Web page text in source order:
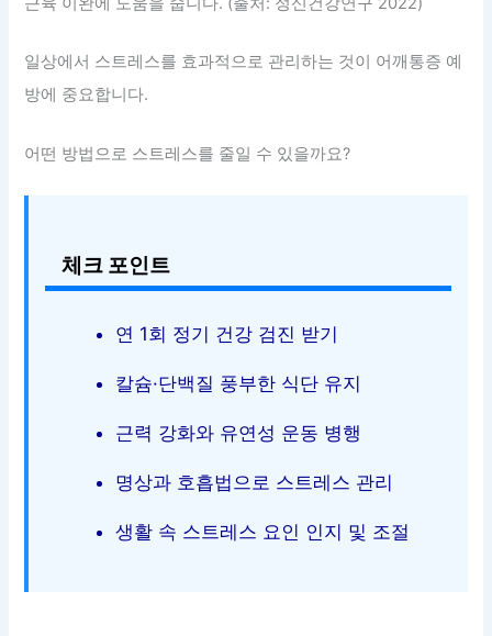
일상에서 스트레스를 효과적으로 관리하는 것이 어깨통증 예
방에 중요합니다.
어떤 방법으로 스트레스를 줄일 수 있을까요?
체크 포인트
연 1회 정기 건강 검진 받기
칼슘·단백질 풍부한 식단 유지
근력 강화와 유연성 운동 병행
명상과 호흡법으로 스트레스 관리
생활 속 스트레스 요인 인지 및 조절